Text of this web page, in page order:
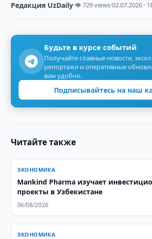
Редакция UzDaily·👁 729 views·02.07.2026 ·
Будьте в курсе событий
Получайте главные новости,
репортажи и оперативные
вам удобно.
Подписывайтесь на наш
Читайте также
ЭКОНОМИКА
Mankind Pharma изучает
проекты в Узбекистане
06/08/2026
ЭКОНОМИКА